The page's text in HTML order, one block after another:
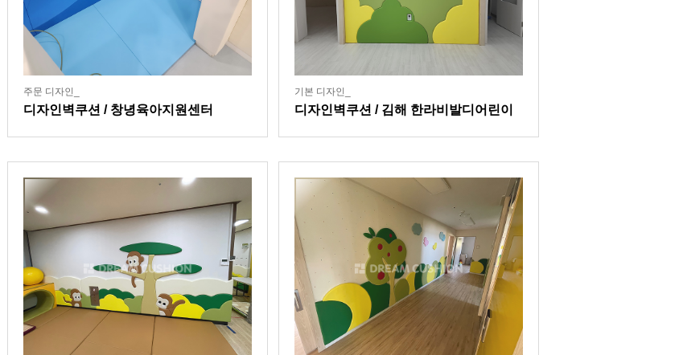
주문 디자인_
디자인벽쿠션 / 창녕육아지원센터
기본 디자인_
디자인벽쿠션 / 김해 한라비발디어린이